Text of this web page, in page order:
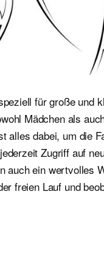
für große und
Mädchen als
alles dabei, um die
Zugriff auf
ein wertvolles
freien Lauf und